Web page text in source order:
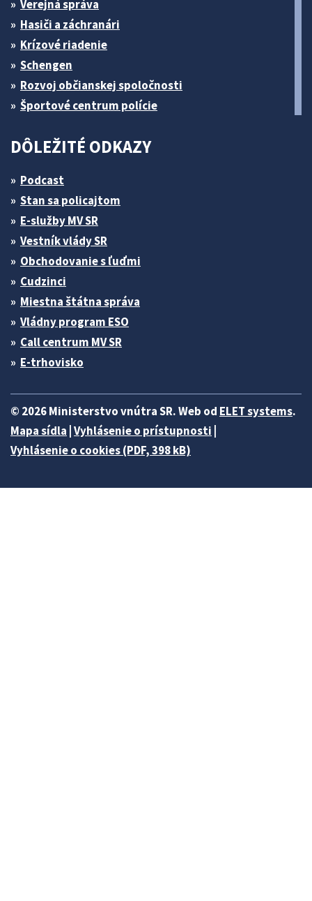
Verejná správa
Hasiči a záchranári
Krízové riadenie
Schengen
Rozvoj občianskej spoločnosti
Športové centrum polície
DÔLEŽITÉ ODKAZY
Podcast
Stan sa policajtom
E-služby MV SR
Vestník vlády SR
Obchodovanie s ľuďmi
Cudzinci
Miestna štátna správa
Vládny program ESO
Call centrum MV SR
E-trhovisko
© 2026 Ministerstvo vnútra SR. Web od ELET systems.
Mapa sídla Vyhlásenie o prístupnosti
Vyhlásenie o cookies (PDF, 398 kB)